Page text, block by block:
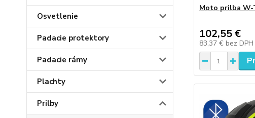
Osvetlenie
Padacie protektory
Padacie rámy
Plachty
Prilby
Moto prilba W-
102,55 €
83,37 € bez DPH